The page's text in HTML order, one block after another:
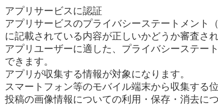
アプリサービスに認証
アプリサービスのプライバシーステートメント
に記載されている内容が正しいかどうか審査さ
アプリユーザーに適した、プライバシーステー
できます。
アプリが収集する情報が対象になります。
スマートフォン等のモバイル端末から収集する
投稿の画像情報についての利用・保存・消去に